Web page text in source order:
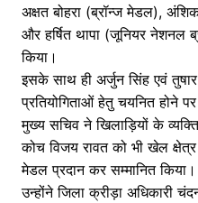
अक्षत बोहरा (ब्रॉन्ज मेडल),
और हर्षित थापा (जूनियर नेशनल
किया।
इसके साथ ही अर्जुन सिंह एवं
प्रतियोगिताओं हेतु चयनित होने
मुख्य सचिव ने खिलाड़ियों के
कोच विजय रावत को भी खेल
मेडल प्रदान कर सम्मानित किया।
उन्होंने जिला क्रीड़ा अधिकारी